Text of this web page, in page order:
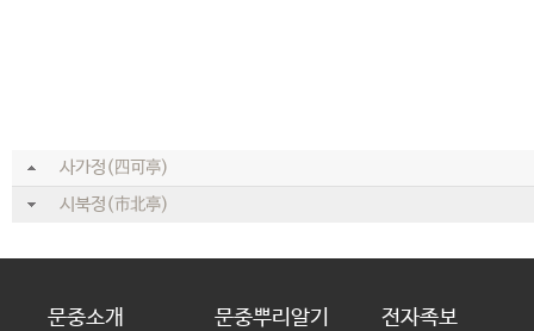
사가정(四可亭)
시북정(市北亭)
문중소개 문중뿌리알기 전자족보